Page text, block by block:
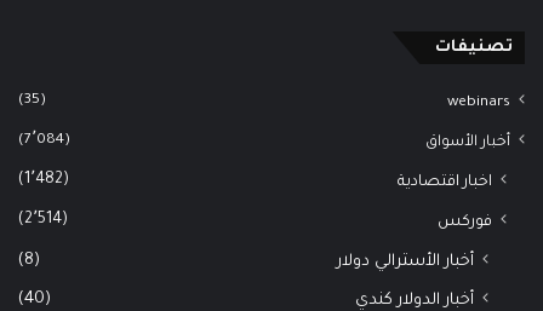
تصنيفات
webinars
(35)
أخبار الأسواق (7٬084)
اخبار اقتصادية (1٬482)
فوركس (2٬514)
أخبار الأسترالي دولار (8)
أخبار الدولار كندي (40)